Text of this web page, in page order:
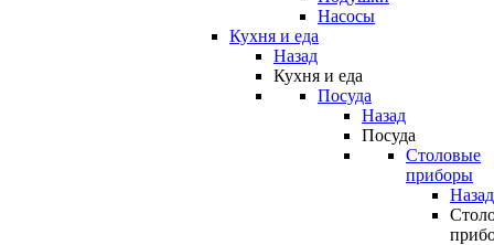
Насосы
Кухня и еда
Назад
Кухня и еда
Посуда
Назад
Посуда
Столовые
приборы
Назад